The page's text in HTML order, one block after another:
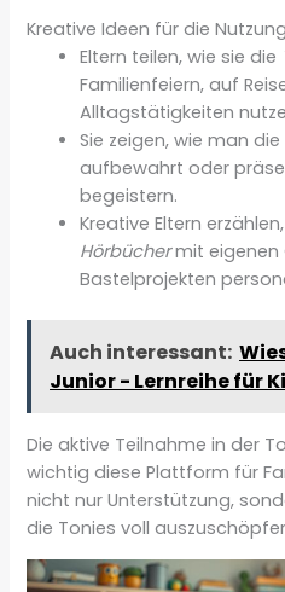
Kreative Ideen für die
Eltern teilen, wie sie die
Familienfeiern, auf
Alltagstätigkeiten
Sie zeigen, wie man
aufbewahrt oder
begeistern.
Kreative Eltern
Hörbüchermit eigenen
Bastelprojekten
Auch interessant:
Junior - Lernreihe für
Die aktive Teilnahme in der
wichtig diese Plattform für
nicht nur Unterstützung,
die Tonies voll